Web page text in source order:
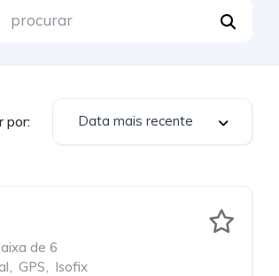
por: Data mais recente
de 6
, GPS, Isofix